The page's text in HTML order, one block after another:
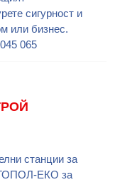
сигурност и
или бизнес.
065
станции за
ТОПОЛ-ЕКО за